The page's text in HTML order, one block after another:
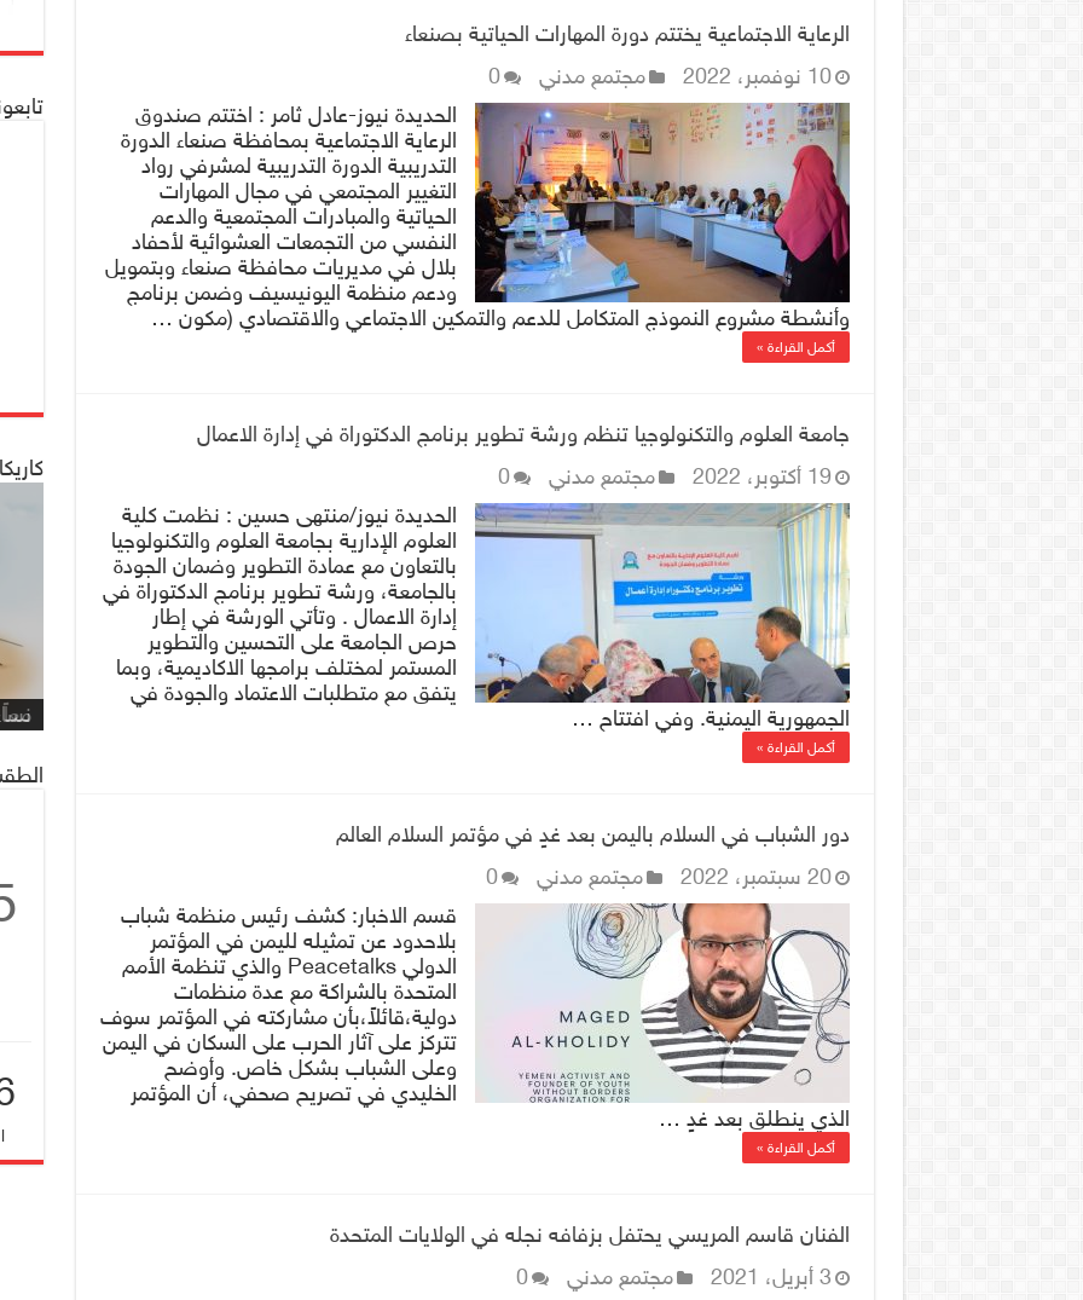
الرعاية الاجتماعية يختتم دورة المهارات الحياتية بصنعاء
10 نوفمبر، 2022
مجتمع مدني
0
الحديدة نيوز-عادل ثامر : اختتم صندوق
الرعاية الاجتماعية بمحافظة صنعاء الدورة
التدريبية الدورة التدريبية لمشرفي رواد
التغيير المجتمعي في مجال المهارات
الحياتية والمبادرات المجتمعية والدعم
النفسي من التجمعات العشوائية لأحفاد
بلال في مديريات محافظة صنعاء وبتمويل
ودعم منظمة اليونيسيف وضمن برنامج
وأنشطة مشروع النموذج المتكامل للدعم والتمكين الاجتماعي والاقتصادي (مكون …
أكمل القراءة »
جامعة العلوم والتكنولوجيا تنظم ورشة تطوير برنامج الدكتوراة في إدارة الاعمال
19 أكتوبر، 2022
مجتمع مدني
0
الحديدة نيوز/منتهى حسين : نظمت كلية
العلوم الإدارية بجامعة العلوم والتكنولوجيا
بالتعاون مع عمادة التطوير وضمان الجودة
بالجامعة، ورشة تطوير برنامج الدكتوراة في
إدارة الاعمال . وتأتي الورشة في إطار
حرص الجامعة على التحسين والتطوير
المستمر لمختلف برامجها الاكاديمية، وبما
يتفق مع متطلبات الاعتماد والجودة في
الجمهورية اليمنية. وفي افتتاح …
أكمل القراءة »
دور الشباب في السلام باليمن بعد غدٍ في مؤتمر السلام العالم
20 سبتمبر، 2022
مجتمع مدني
0
قسم الاخبار: كشف رئيس منظمة شباب
بلاحدود عن تمثيله لليمن في المؤتمر
الدولي Peacetalks والذي تنظمة الأمم
المتحدة بالشراكة مع عدة منظمات
دولية،قائلاً،بأن مشاركته في المؤتمر سوف
تتركز على آثار الحرب على السكان في اليمن
وعلى الشباب بشكل خاص. وأوضح
الخليدي في تصريح صحفي، أن المؤتمر
الذي ينطلق بعد غدٍ …
أكمل القراءة »
الفنان قاسم المريسي يحتفل بزفافه نجله في الولايات المتحدة
3 أبريل، 2021
مجتمع مدني
0
/يصادف 1